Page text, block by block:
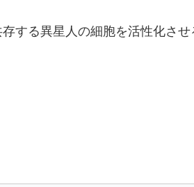
する異星人の細胞を活性化さ